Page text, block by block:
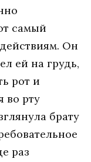
самый
Он
ей на грудь,
рот и
во рту
брату
раз